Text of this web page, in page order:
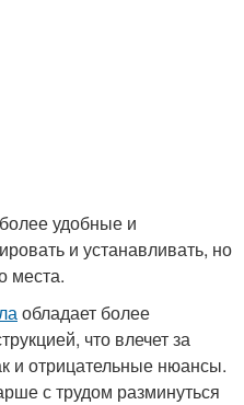
удобные и
и устанавливать, но
места.
обладает более
что влечет за
и отрицательные нюансы.
с трудом разминуться